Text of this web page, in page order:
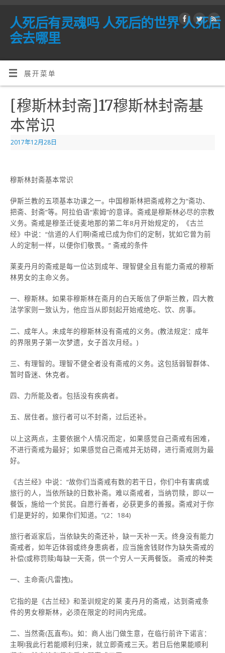
人死后有灵魂吗 人死后的世界 人死后
会去哪里
展开菜单
[穆斯林封斋]17穆斯林封斋基
本常识
2017年12月28日
穆斯林封斋基本常识
伊斯兰教的五项基本功课之一。中国穆斯林把斋戒称之为“斋功、
把斋、封斋”等。阿拉伯语“索姆”的意译。斋戒是穆斯林必尽的宗教
义务。斋戒是穆圣迁徙麦地那的第二年8月开始规定的，《古兰
经》中说：“信道的人们啊!斋戒已成为你们的定制，犹如它曾为前
人的定制一样，以便你们敬畏。” 斋戒的条件
莱麦丹月的斋戒是每一位达到成年、理智健全且有能力斋戒的穆斯
林男女的主命义务。
一、穆斯林。如果非穆斯林在斋月的白天皈信了伊斯兰教，四大教
法学家则一致认为，他应当从即刻起开始戒绝吃、饮、房事。
二、成年人。未成年的穆斯林没有斋戒的义务。(教法规定：成年
的界限男子第一次梦遗，女子首次月经。)
三、有理智的。理智不健全者没有斋戒的义务。这包括弱智群体、
暂时昏迷、休克者。
四、力所能及者。包括没有疾病者。
五、居住者。旅行者可以不封斋，过后还补。
以上这两点，主要依据个人情况而定，如果感觉自己斋戒有困难，
不进行斋戒为最好；如果感觉自己斋戒并无妨碍，进行斋戒则为最
好。
《古兰经》中说：“故你们当斋戒有数的若干日，你们中有害病或
旅行的人，当依所缺的日数补斋。难以斋戒者，当纳罚赎，即以一
餐饭，施给一个贫民。自愿行善者，必获更多的善报。斋戒对于你
们是更好的，如果你们知道。”(2：184)
旅行者返家后，当依缺失的斋还补，缺一天补一天。终身没有能力
斋戒者，如年迈体弱或终身患病者，应当施舍钱财作为缺失斋戒的
补偿(或称罚赎)每缺一天斋，供一个穷人一天两餐饭。 斋戒的种类
一、主命斋(凡雷拽)。
它指的是《古兰经》和圣训规定的莱 麦丹月的斋戒，达到斋戒条
件的男女穆斯林，必须在限定的时间内完成。
二、当然斋(瓦直布)。如：商人出门做生意，在临行前许下诺言：
主啊!我此行若能顺利归来，就立即斋戒三天。若日后他果能顺利